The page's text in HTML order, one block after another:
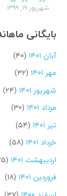
شهریور ۱۹, ۱۳۹۹
بایگانی
آبان ۱۴۰۱
(۴۰)
مهر ۱۴۰۱
(۳۲)
شهریور ۱۴۰۱
(۲۴)
مرداد ۱۴۰۱
(۳۰)
تیر ۱۴۰۱
(۵۴)
خرداد ۱۴۰۱
(۵۸)
اردیبهشت ۱۴۰۱
(۲۵)
فروردین ۱۴۰۱
(۱۸)